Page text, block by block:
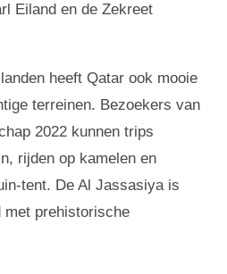
Eiland en de Zekreet
heeft Qatar ook mooie
terreinen. Bezoekers van
2022 kunnen trips
rijden op kamelen en
tent. De Al Jassasiya is
met prehistorische